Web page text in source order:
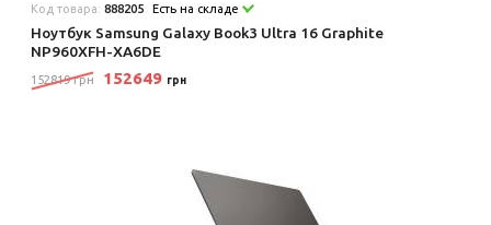
Код товара:888205 Есть на складе
Ноутбук Samsung Galaxy Book3 Ultra 16 Graphite
NP960XFH-XA6DE
152819 грн 152649 грн